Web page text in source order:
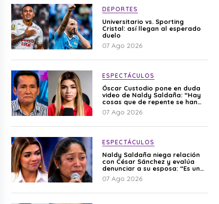
DEPORTES
Universitario vs. Sporting
Cristal: así llegan al esperado
duelo
07 Ago 2026
ESPECTÁCULOS
Óscar Custodio pone en duda
video de Naldy Saldaña: “Hay
cosas que de repente se han
editado”
07 Ago 2026
ESPECTÁCULOS
Naldy Saldaña niega relación
con César Sánchez y evalúa
denunciar a su esposa: “Es una
difamación”
07 Ago 2026